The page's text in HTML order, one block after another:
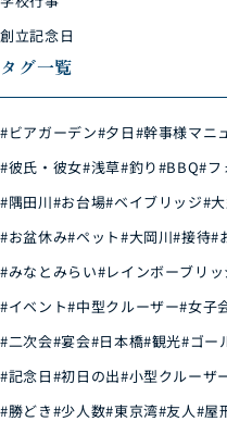
創立記念日
タグ一覧
#ビアガーデン#夕日#幹事様マニ
#彼氏・彼女#浅草#釣り#BBQ#フ
#隅田川#お台場#ベイブリッジ#
#お盆休み#ペット#大岡川#接待#
#みなとみらい#レインボーブリ
#イベント#中型クルーザー#女子
#二次会#宴会#日本橋#観光#ゴー
#記念日#初日の出#小型クルーザ
#勝どき#少人数#東京湾#友人#屋